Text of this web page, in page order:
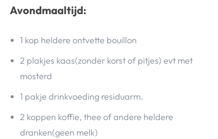
Avondmaaltijd:
1 kop heldere ontvette bouillon
2 plakjes kaas(zonder korst of pitjes) evt met
mosterd
1 pakje drinkvoeding residuarm.
2 koppen koffie, thee of andere heldere
dranken(geen melk)